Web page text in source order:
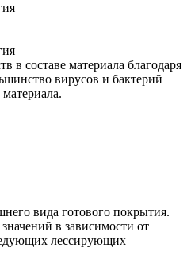
в составе материала благодаря
вирусов и бактерий
вида готового покрытия.
в зависимости от
лессирующих